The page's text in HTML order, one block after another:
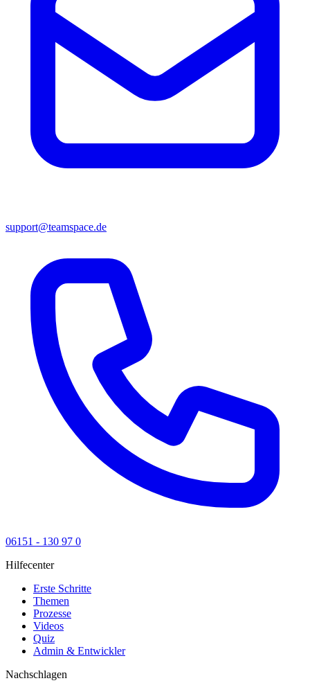
support@teamspace.de
06151 - 130 97 0
Hilfecenter
Erste Schritte
Themen
Prozesse
Videos
Quiz
Admin & Entwickler
Nachschlagen